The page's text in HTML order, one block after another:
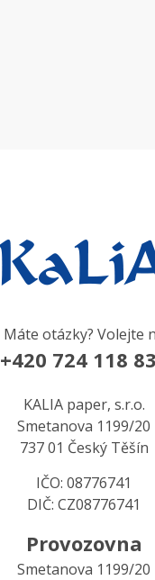
Máte otázky? Volejte
+420 724 118
KALIA paper, s.r.o.
Smetanova 1199/20
737 01 Český Těšín
IČO: 08776741
DIČ: CZ08776741
Provozovna
Smetanova 1199/20